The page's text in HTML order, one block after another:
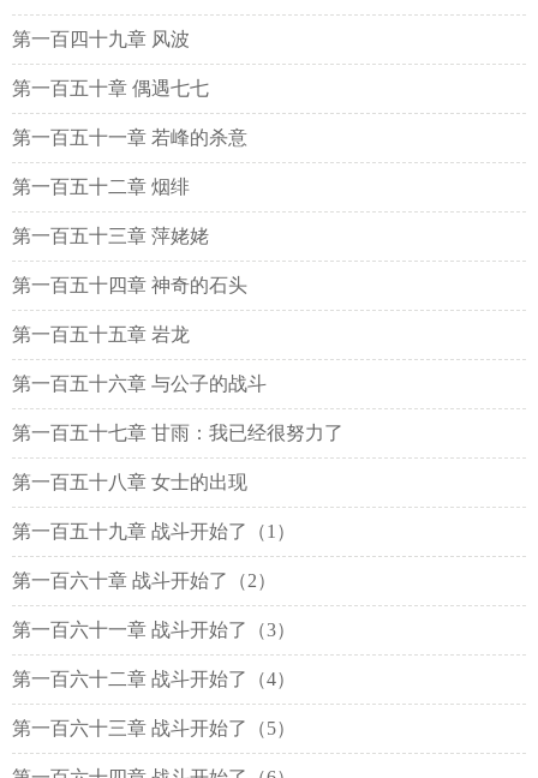
第一百四十九章 风波
第一百五十章 偶遇七七
第一百五十一章 若峰的杀意
第一百五十二章 烟绯
第一百五十三章 萍姥姥
第一百五十四章 神奇的石头
第一百五十五章 岩龙
第一百五十六章 与公子的战斗
第一百五十七章 甘雨：我已经很努力了
第一百五十八章 女士的出现
第一百五十九章 战斗开始了（1）
第一百六十章 战斗开始了（2）
第一百六十一章 战斗开始了（3）
第一百六十二章 战斗开始了（4）
第一百六十三章 战斗开始了（5）